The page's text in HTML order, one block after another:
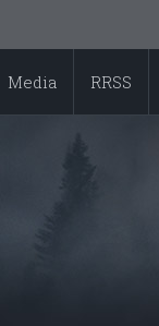
Media RRSS